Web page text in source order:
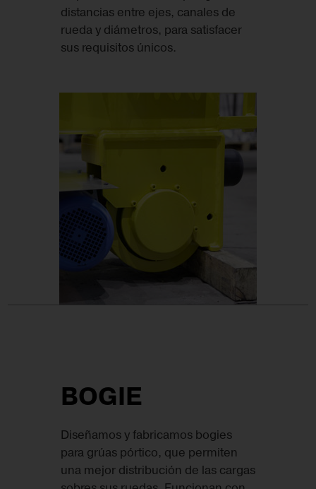
distancias entre ejes, canales de
rueda y diámetros, para satisfacer
sus requisitos únicos.
BOGIE
Diseñamos y fabricamos bogies
para grúas pórtico, que permiten
una mejor distribución de las cargas